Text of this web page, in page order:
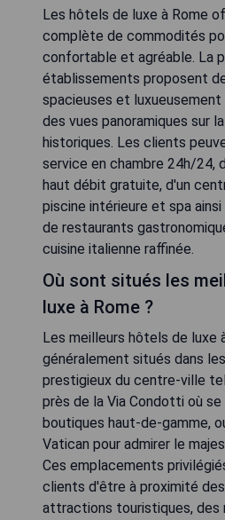
Les hôtels de luxe à Rome
complète de commodités
confortable et agréable. La
établissements proposent
spacieuses et luxueusement
des vues panoramiques sur
historiques. Les clients
service en chambre 24h/24,
haut débit gratuite, d'un
piscine intérieure et spa
de restaurants
cuisine italienne raffinée.
Où sont situés les
luxe à Rome ?
Les meilleurs hôtels de luxe
généralement situés dans
prestigieux du centre-ville
près de la Via Condotti où
boutiques haut-de-gamme,
Vatican pour admirer le
Ces emplacements
clients d'être à proximité
attractions touristiques, des